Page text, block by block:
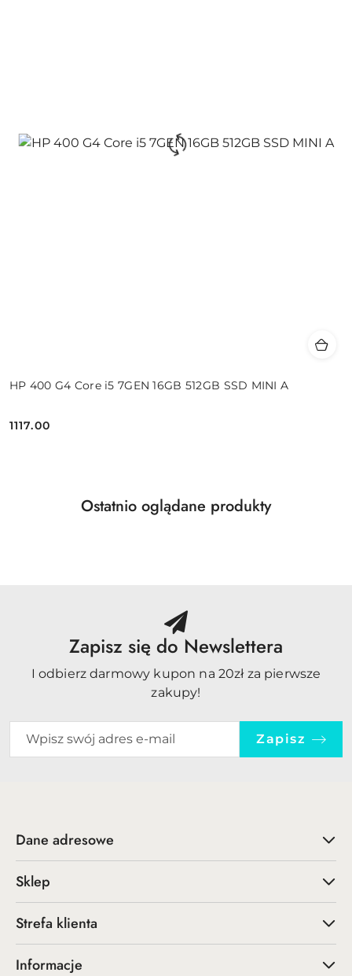
HP 400 G4 Core i5 7GEN 16GB 512GB SSD MINI A
Cena:
1117.00
Pomiń karuzelę produktów
Produkty
Ostatnio oglądane produkty
Zapisz się do Newslettera
I odbierz darmowy kupon na 20zł za pierwsze
zakupy!
Zapisz
Dane adresowe
Sklep
Strefa klienta
Informacje